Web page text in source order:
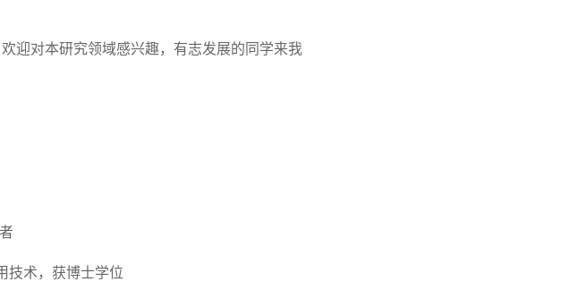
迎对本研究领域感兴趣，有志发展的同学来我
技术，获博士学位